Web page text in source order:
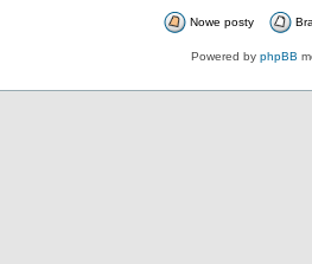
Nowe posty
Powered by phpBB